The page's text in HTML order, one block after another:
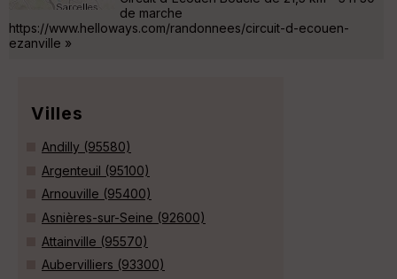
de marche
https://www.helloways.com/randonnees/circuit-d-ecouen-
ezanville »
Villes
Andilly (95580)
Argenteuil (95100)
Arnouville (95400)
Asnières-sur-Seine (92600)
Attainville (95570)
Aubervilliers (93300)